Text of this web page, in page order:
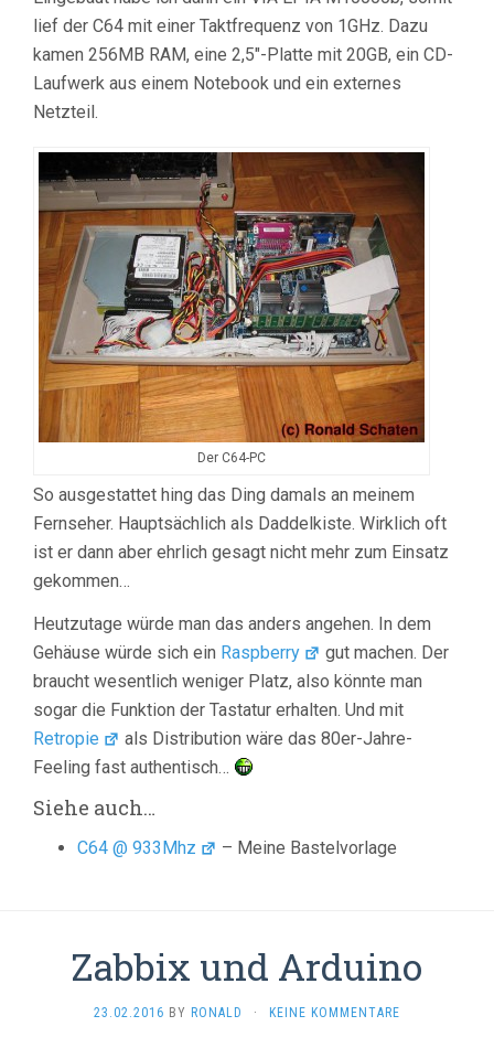
lief der C64 mit einer Taktfrequenz von 1GHz. Dazu
kamen 256MB RAM, eine 2,5″-Platte mit 20GB, ein CD-
Laufwerk aus einem Notebook und ein externes
Netzteil.
Der C64-PC
So ausgestattet hing das Ding damals an meinem
Fernseher. Hauptsächlich als Daddelkiste. Wirklich oft
ist er dann aber ehrlich gesagt nicht mehr zum Einsatz
gekommen…
Heutzutage würde man das anders angehen. In dem
Gehäuse würde sich ein Raspberry
gut machen. Der
braucht wesentlich weniger Platz, also könnte man
sogar die Funktion der Tastatur erhalten. Und mit
Retropie
als Distribution wäre das 80er-Jahre-
Feeling fast authentisch…
Siehe auch…
C64 @ 933Mhz – Meine Bastelvorlage
Zabbix und Arduino
23.02.2016 BY RONALD · KEINE KOMMENTARE